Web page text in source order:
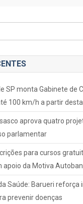
SP monta Gabinete de
100 km/h a partir
aprova quatro
parlamentar
para cursos
apoio da Motiva Autoban
Saúde: Barueri
prevenir doenças